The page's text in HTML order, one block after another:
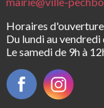
Horaires
Du lundi au vendredi
Le samedi de 9h à